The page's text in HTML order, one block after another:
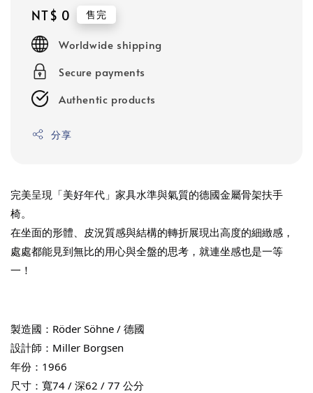
Regular
price
NT$ 0 售完
Worldwide shipping
Secure payments
Authentic products
分享
完美呈現「美好年代」家具水準與氣質的德國金屬骨架扶手
椅。
在坐面的形體、皮況質感與結構的轉折展現出高度的細緻感，
處處都能見到無比的用心與全盤的思考，就連坐感也是一等
一！
製造國：Röder Söhne / 德國
設計師：Miller Borgsen
年份：1966
尺寸：寬74 / 深62 / 77 公分